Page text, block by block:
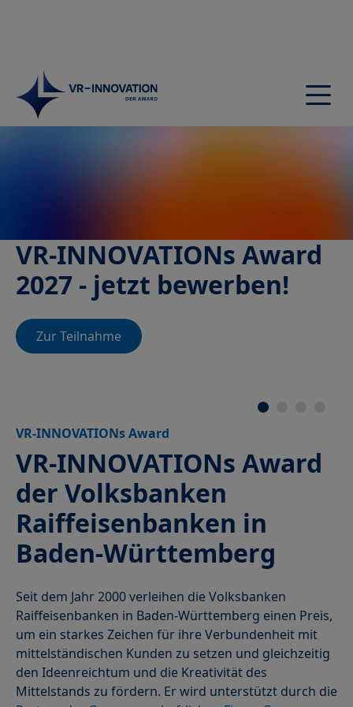
Preisträger
Preisverleihung
Teilnehmen
Netzwerk
VR-
INNOVATIONs
Award
VR-INNOVATIONs Award
2027 - jetzt bewerben!
Zur Teilnahme
VR-INNOVATIONs Award
VR-INNOVATIONs Award
der Volksbanken
Raiffeisenbanken in
Baden-Württemberg
Seit dem Jahr 2000 verleihen die Volksbanken
Raiffeisenbanken in Baden-Württemberg einen Preis,
um ein starkes Zeichen für ihre Verbundenheit mit
mittelständischen Kunden zu setzen und gleichzeitig
den Ideenreichtum und die Kreativität des
Mittelstands zu fördern. Er wird unterstützt durch die